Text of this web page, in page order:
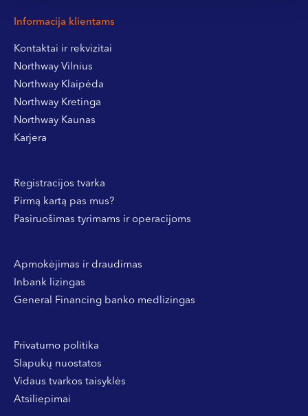
Informacija klientams
Kontaktai ir rekvizitai
Northway Vilnius
Northway Klaipėda
Northway Kretinga
Northway Kaunas
Karjera
Registracijos tvarka
Pirmą kartą pas mus?
Pasiruošimas tyrimams ir operacijoms
Apmokėjimas ir draudimas
Inbank lizingas
General Financing banko medlizingas
Privatumo politika
Slapukų nuostatos
Vidaus tvarkos taisyklės
Atsiliepimai